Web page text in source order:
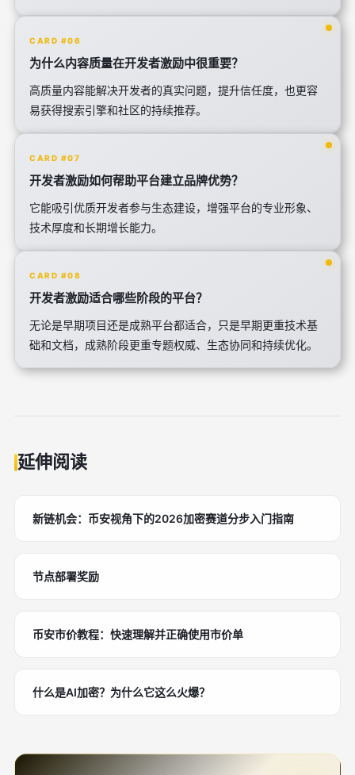
CARD #06
为什么内容质量在开发者激励中很重要？
高质量内容能解决开发者的真实问题，提升信任度，也更容
易获得搜索引擎和社区的持续推荐。
CARD #07
开发者激励如何帮助平台建立品牌优势？
它能吸引优质开发者参与生态建设，增强平台的专业形象、
技术厚度和长期增长能力。
CARD #08
开发者激励适合哪些阶段的平台？
无论是早期项目还是成熟平台都适合，只是早期更重技术基
础和文档，成熟阶段更重专题权威、生态协同和持续优化。
延伸阅读
新链机会：币安视角下的2026加密赛道分步入门指南
节点部署奖励
币安市价教程：快速理解并正确使用市价单
什么是AI加密？为什么它这么火爆？